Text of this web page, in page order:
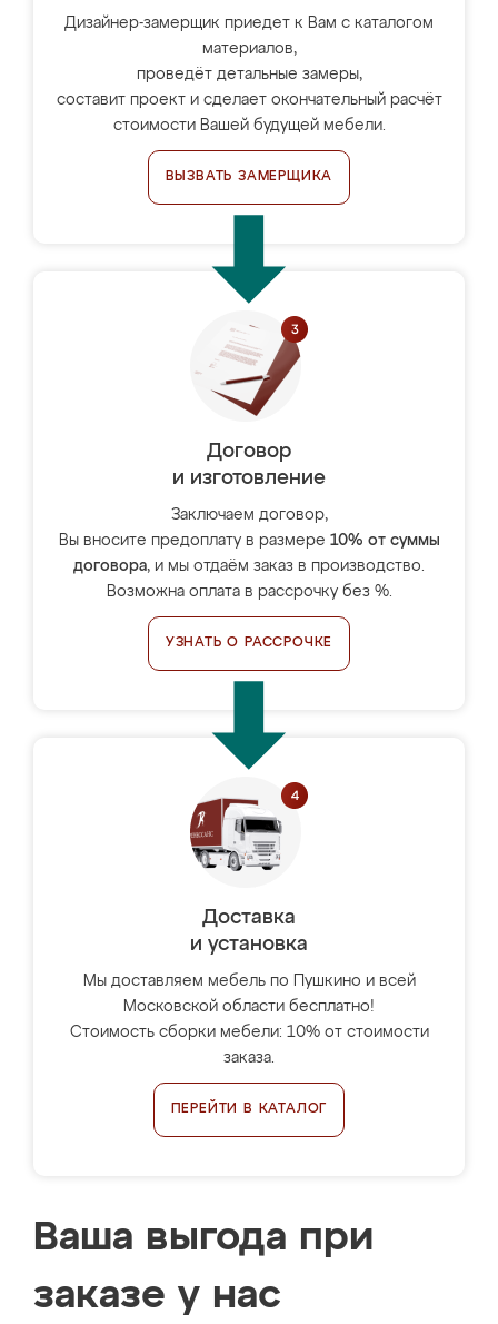
Дизайнер-замерщик приедет к Вам с каталогом
материалов,
проведёт детальные замеры,
составит проект и сделает окончательный расчёт
стоимости Вашей будущей мебели.
ВЫЗВАТЬ ЗАМЕРЩИКА
Договор
и изготовление
Заключаем договор,
Вы вносите предоплату в размере 10% от суммы
договора, и мы отдаём заказ в производство.
Возможна оплата в рассрочку без %.
УЗНАТЬ О РАССРОЧКЕ
Доставка
и установка
Мы доставляем мебель по Пушкино и всей
Московской области бесплатно!
Стоимость сборки мебели: 10% от стоимости
заказа.
ПЕРЕЙТИ В КАТАЛОГ
Ваша выгода при
заказе у нас